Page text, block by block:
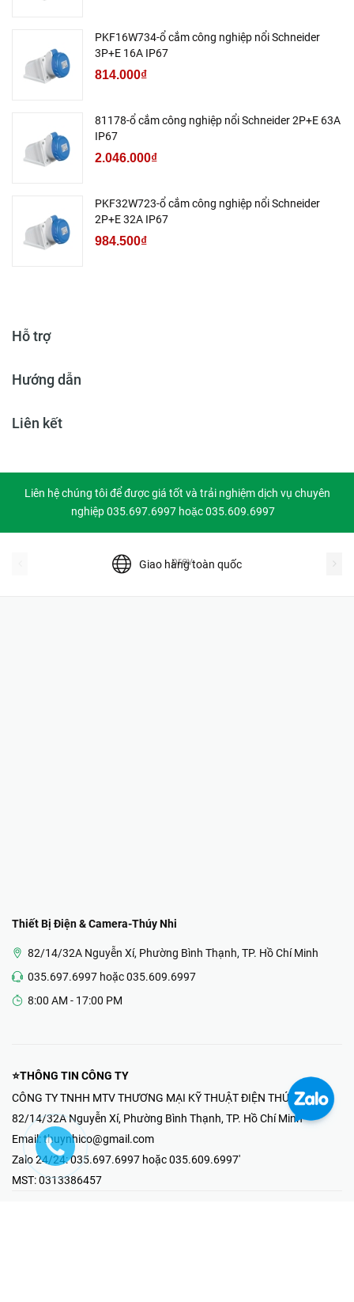
PKF16W734-ổ cắm công nghiệp nổi Schneider
3P+E 16A IP67
814.000₫
81178-ổ cắm công nghiệp nổi Schneider 2P+E 63A
IP67
2.046.000₫
PKF32W723-ổ cắm công nghiệp nổi Schneider
2P+E 32A IP67
984.500₫
Hỗ trợ
Hướng dẫn
Liên kết
Liên hệ chúng tôi để được giá tốt và trải nghiệm dịch vụ chuyên
nghiệp 035.697.6997 hoặc 035.609.6997
Giao hàng toàn quốc
prev
Thiết Bị Điện & Camera-Thúy Nhi
82/14/32A Nguyễn Xí, Phường Bình Thạnh, TP. Hồ Chí Minh
035.697.6997 hoặc 035.609.6997
8:00 AM - 17:00 PM
⭐THÔNG TIN CÔNG TY
CÔNG TY TNHH MTV THƯƠNG MẠI KỸ THUẬT ĐIỆN THÚY NHI
82/14/32A Nguyễn Xí, Phường Bình Thạnh, TP. Hồ Chí Minh
Email: thuynhico@gmail.com
Zalo 24/24:035.697.6997 hoặc 035.609.6997'
MST:0313386457